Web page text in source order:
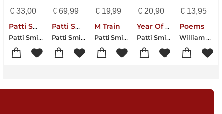
€33,00
Patti Smith : Bread Of Angels
Patti Smith
€69,99
Patti Smith: Before Easter After
Patti Smith-Lynn Goldsmith
€ 19,99
M Train
Patti Smith
€ 20,90
Year Of The Monkey
Patti Smith
€ 13,95
Poems
William Blake-Patti Smith